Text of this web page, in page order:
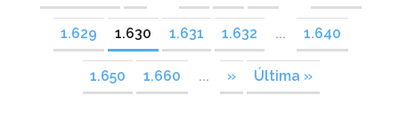
1.629 1.630 1.631 1.632 ... 1.640
1.650 1.660 ... » Última »